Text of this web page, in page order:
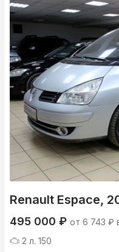
Renault Espace,
495 000 ₽ от 6 743 ₽
2 л. 150